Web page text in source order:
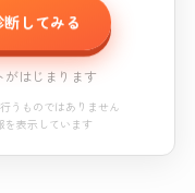
してみる
はじまります
うものではありません
を表示しています